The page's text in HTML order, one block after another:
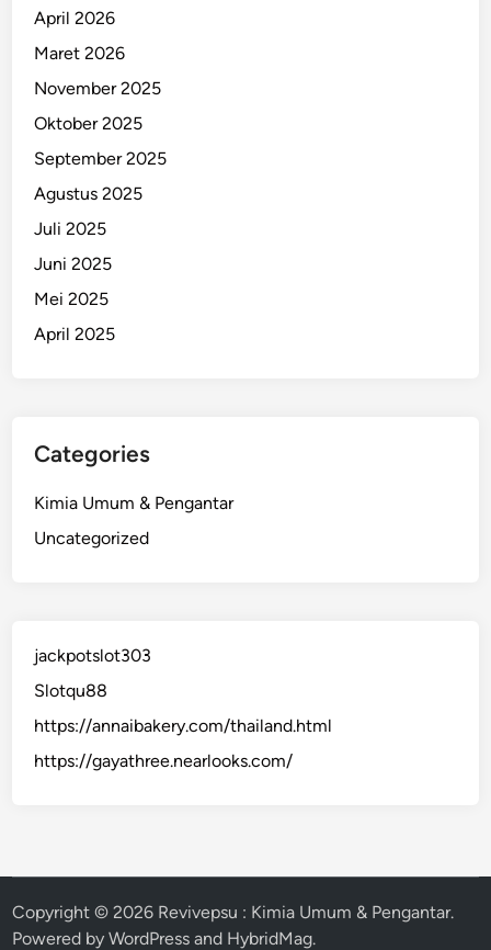
April 2026
Maret 2026
November 2025
Oktober 2025
September 2025
Agustus 2025
Juli 2025
Juni 2025
Mei 2025
April 2025
Categories
Kimia Umum & Pengantar
Uncategorized
jackpotslot303
Slotqu88
https://annaibakery.com/thailand.html
https://gayathree.nearlooks.com/
Copyright © 2026 Revivepsu : Kimia Umum & Pengantar.
Powered byWordPress and HybridMag.